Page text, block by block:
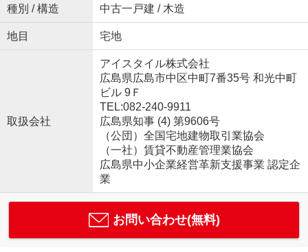
種別 / 構造 中古一戸建 / 木造
地目 宅地
取扱会社
アイスタイル株式会社
広島県広島市中区中町7番35号 和光中町
ビル 9Ｆ
TEL:082-240-9911
広島県知事 (4) 第9606号
（公団）全国宅地建物取引業協会
（一社）賃貸不動産管理業協会
広島県中小企業経営革新支援事業 認定企
業
お問い合わせ(無料)